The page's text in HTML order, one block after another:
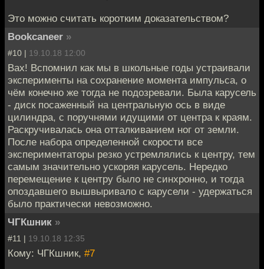
Это можно считать коротким доказательством?
Bookcaneer »
#10 | 19.10.18 12:00
Вах! Вспомнил как мы в школьные годы устраивали
эксперименты на сохранение момента импульса, о
чём конечно же тогда не подозревали. Была карусель
- диск посаженный на центральную ось в виде
цилиндра, с поручнями идущими от центра к краям.
Раскручивалась она отталкиванием ног от земли.
После набора определенной скорости все
экспериментаторы резко устремлялись к центру, тем
самым значительно ускоряя карусель. Нередко
перемещение к центру было не синхронно, и тогда
опоздавшего вышвыривало с карусели - удержаться
было практически невозможно.
ЧГКшник »
#11 | 19.10.18 12:35
Кому: ЧГКшник, #7